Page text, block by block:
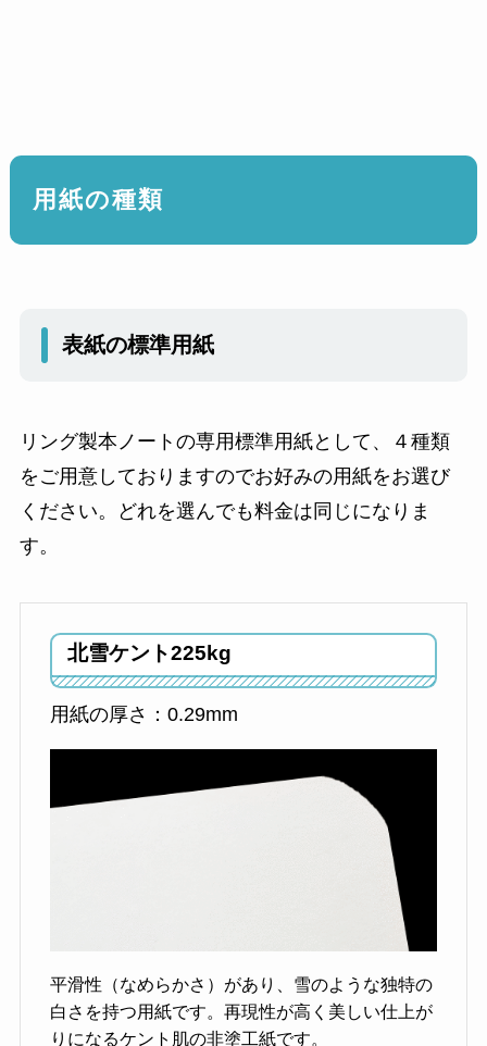
用紙の種類
表紙の標準用紙
リング製本ノートの専用標準用紙として、４種類
をご用意しておりますのでお好みの用紙をお選び
ください。どれを選んでも料金は同じになりま
す。
北雪ケント225kg
用紙の厚さ：0.29mm
平滑性（なめらかさ）があり、雪のような独特の
白さを持つ用紙です。再現性が高く美しい仕上が
りになるケント肌の非塗工紙です。